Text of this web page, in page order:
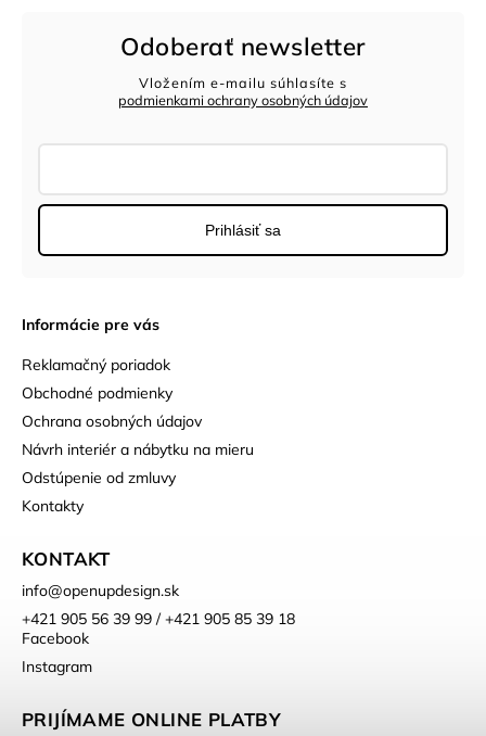
Informácie pre vás
Reklamačný poriadok
Obchodné podmienky
Ochrana osobných údajov
Návrh interiér a nábytku na mieru
Odstúpenie od zmluvy
Kontakty
KONTAKT
info@openupdesign.sk
+421 905 56 39 99 / +421 905 85 39 18
Facebook
Instagram
PRIJÍMAME ONLINE PLATBY
Odoberať newsletter
Vložením e-mailu súhlasíte s
podmienkami ochrany osobných údajov
Prihlásiť sa